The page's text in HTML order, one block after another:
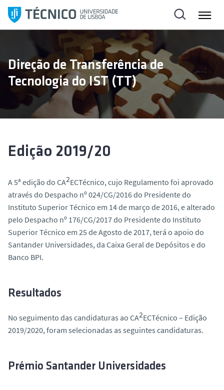
l
a
Direção de Transferência de
Tecnologia do IST (TT)
Edição 2019/20
A 5ª edição do CA2ECTécnico, cujo Regulamento foi aprovado
através do Despacho nº 024/CG/2016 do Presidente do
Instituto Superior Técnico em 14 de março de 2016, e alterado
pelo Despacho nº 176/CG/2017 do Presidente do Instituto
Superior Técnico em 25 de Agosto de 2017, terá o apoio do
Santander Universidades, da Caixa Geral de Depósitos e do
Banco BPI.
Resultados
No seguimento das candidaturas ao CA2ECTécnico – Edição
2019/2020, foram selecionadas as seguintes candidaturas.
Prémio Santander Universidades